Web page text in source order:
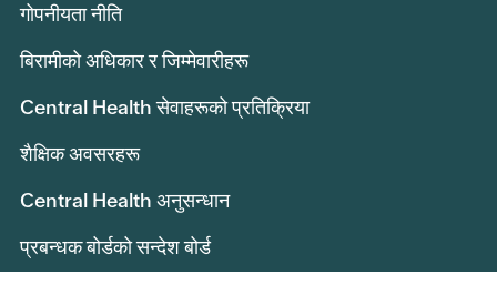
गोपनीयता नीति
बिरामीको अधिकार र जिम्मेवारीहरू
Central Health सेवाहरूको प्रतिक्रिया
शैक्षिक अवसरहरू
Central Health अनुसन्धान
प्रबन्धक बोर्डको सन्देश बोर्ड